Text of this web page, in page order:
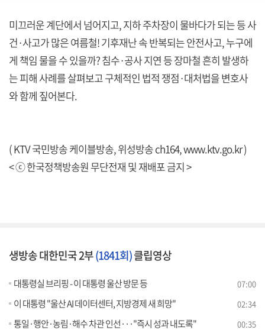
미끄러운 계단에서 넘어지고, 지하 주차장이 물바다가 되는 등 사
건·사고가 많은 여름철! 기후재난 속 반복되는 안전사고, 누구에
게 책임 물을 수 있을까? 침수·공사 지연 등 장마철 흔히 발생하
는 피해 사례를 살펴보고 구체적인 법적 쟁점·대처법을 변호사
와 함께 짚어본다.
( KTV 국민방송 케이블방송, 위성방송 ch164,www.ktv.go.kr)
< ⓒ 한국정책방송원 무단전재 및 재배포 금지 >
생방송 대한민국 2부(1841회)클립영상
대통령실 브리핑 - 이 대통령 울산 방문 등 07:00
이 대통령 "울산 AI 데이터센터, 지방경제 새 희망" 02:34
통일·행안·농림·해수 차관 인선···"즉시 성과 내도록" 00:35